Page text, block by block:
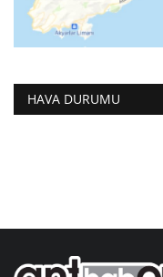
HAVA DURUMU